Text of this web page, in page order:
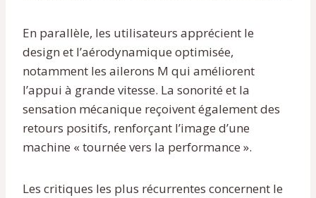
En parallèle, les utilisateurs apprécient le
design et l’aérodynamique optimisée,
notamment les ailerons M qui améliorent
l’appui à grande vitesse. La sonorité et la
sensation mécanique reçoivent également des
retours positifs, renforçant l’image d’une
machine « tournée vers la performance ».
Les critiques les plus récurrentes concernent le